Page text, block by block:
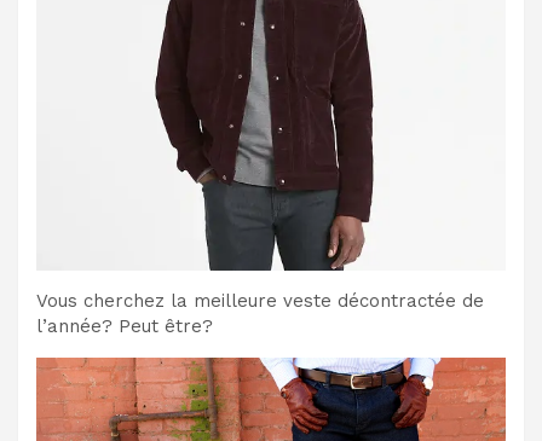
Vous cherchez la meilleure veste décontractée de
l’année? Peut être?